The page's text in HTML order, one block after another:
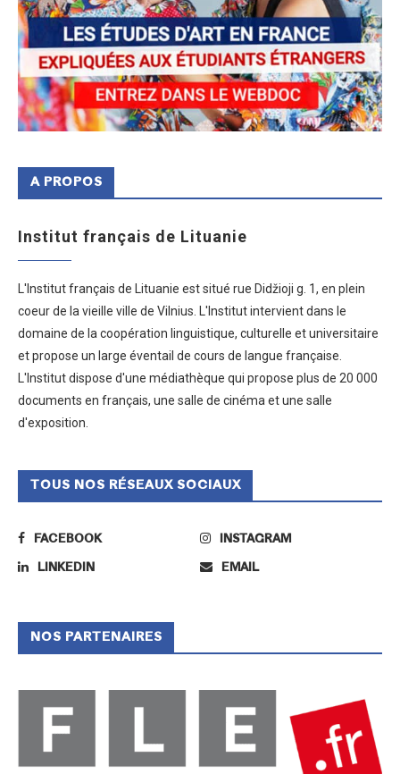
A PROPOS
Institut français de Lituanie
L'Institut français de Lituanie est situé rue Didžioji g. 1, en plein
coeur de la vieille ville de Vilnius. L'Institut intervient dans le
domaine de la coopération linguistique, culturelle et universitaire
et propose un large éventail de cours de langue française.
L'Institut dispose d'une médiathèque qui propose plus de 20 000
documents en français, une salle de cinéma et une salle
d'exposition.
TOUS NOS RÉSEAUX SOCIAUX
FACEBOOK INSTAGRAM
LINKEDIN EMAIL
NOS PARTENAIRES